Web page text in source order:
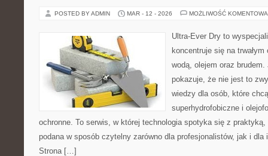
POSTED BY ADMIN MAR - 12 - 2026 MOŻLIWOŚĆ
Ultra-Ever Dry to
koncentruje się na trwałym
wodą, olejem oraz
pokazuje, że nie jest to
wiedzy dla osób, które
superhydrofobiczne i
ochronne. To serwis, w której technologia spotyka się z
podana w sposób czytelny zarówno dla profesjonalistów, jak i dla
Strona […]